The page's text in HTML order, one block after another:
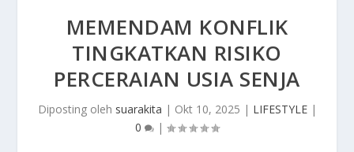
MEMENDAM KONFLIK
TINGKATKAN RISIKO
PERCERAIAN USIA SENJA
Diposting oleh suarakita | Okt 10, 2025 | LIFESTYLE|
0
|